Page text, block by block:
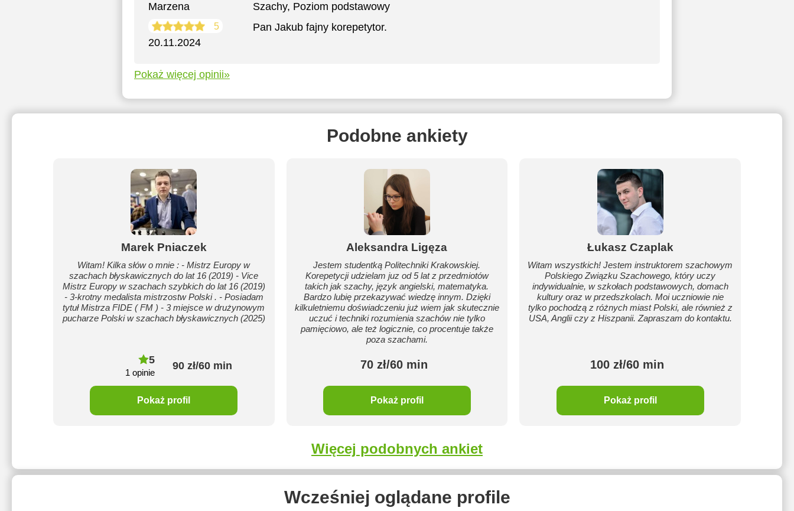
Marzena
5
20.11.2024
Szachy, Poziom podstawowy
Pan Jakub fajny korepetytor.
Pokaż więcej opinii»
Podobne ankiety
Marek Pniaczek
Witam! Kilka słów o mnie : - Mistrz Europy w
szachach błyskawicznych do lat 16 (2019) - Vice
Mistrz Europy w szachach szybkich do lat 16 (2019)
- 3-krotny medalista mistrzostw Polski . - Posiadam
tytuł Mistrza FIDE ( FM ) - 3 miejsce w drużynowym
pucharze Polski w szachach błyskawicznych (2025)
5
1 opinie
90 zł/60 min
Pokaż profil
Aleksandra Ligęza
Jestem studentką Politechniki Krakowskiej.
Korepetycji udzielam juz od 5 lat z przedmiotów
takich jak szachy, język angielski, matematyka.
Bardzo lubię przekazywać wiedzę innym. Dzięki
kilkuletniemu doświadczeniu już wiem jak skutecznie
uczuć i techniki rozumienia szachów nie tylko
pamięciowo, ale też logicznie, co procentuje także
poza szachami.
70 zł/60 min
Pokaż profil
Łukasz Czaplak
Witam wszystkich! Jestem instruktorem szachowym
Polskiego Związku Szachowego, który uczy
indywidualnie, w szkołach podstawowych, domach
kultury oraz w przedszkolach. Moi uczniowie nie
tylko pochodzą z różnych miast Polski, ale również z
USA, Anglii czy z Hiszpanii. Zapraszam do kontaktu.
100 zł/60 min
Pokaż profil
Więcej podobnych ankiet
Wcześniej oglądane profile